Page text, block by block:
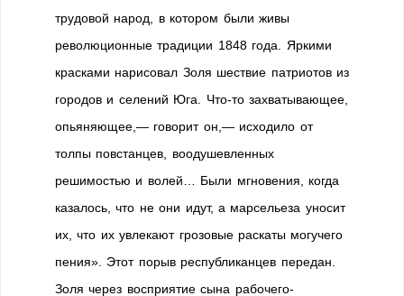
трудовой народ, в котором были живы
революционные традиции 1848 года. Яркими
красками нарисовал Золя шествие патриотов из
городов и селений Юга. Что-то захватывающее,
опьяняющее,— говорит он,— исходило от
толпы повстанцев, воодушевленных
решимостью и волей… Были мгновения, когда
казалось, что не они идут, а марсельеза уносит
их, что их увлекают грозовые раскаты могучего
пения». Этот порыв республиканцев передан.
Золя через восприятие сына рабочего-